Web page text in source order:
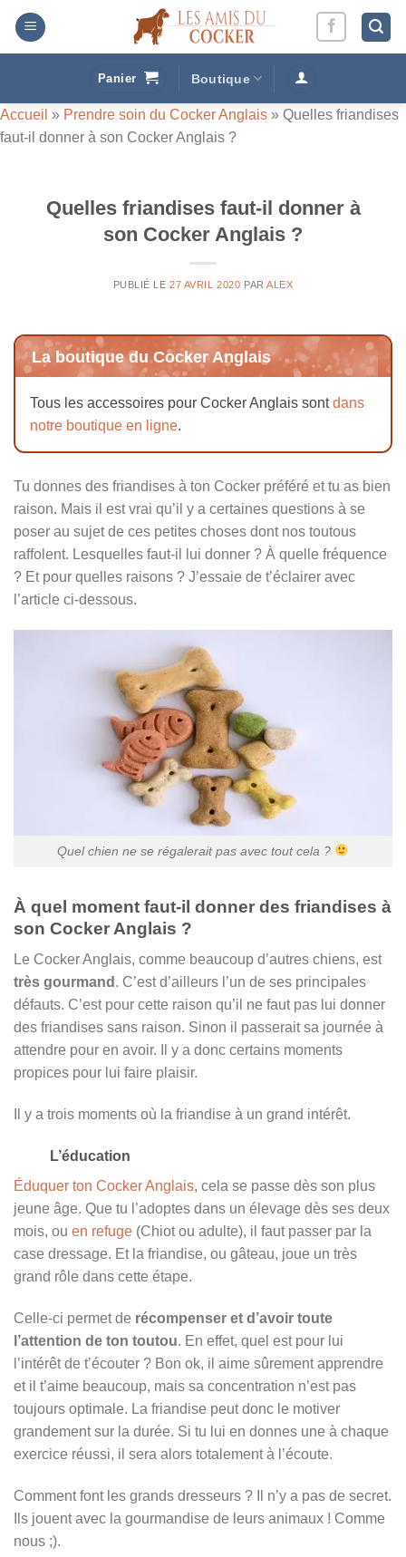
Passer
contenu
Panier Boutique
Accueil » Prendre soin du Cocker Anglais » Quelles friandises
faut-il donner à son Cocker Anglais ?
Quelles friandises faut-il donner à
son Cocker Anglais ?
PUBLIÉ LE27 AVRIL 2020 PARALEX
La boutique du Cocker Anglais
Tous les accessoires pour Cocker Anglais sontdans
notre boutique en ligne.
Tu donnes des friandises à ton Cocker préféré et tu as bien
raison. Mais il est vrai qu’il y a certaines questions à se
poser au sujet de ces petites choses dont nos toutous
raffolent. Lesquelles faut-il lui donner ? À quelle fréquence
? Et pour quelles raisons ? J’essaie de t’éclairer avec
l’article ci-dessous.
Quel chien ne se régalerait pas avec tout cela ?
À quel moment faut-il donner des friandises à
son Cocker Anglais ?
Le Cocker Anglais, comme beaucoup d’autres chiens, est
très gourmand . C’est d’ailleurs l’un de ses principales
défauts. C’est pour cette raison qu’il ne faut pas lui donner
des friandises sans raison. Sinon il passerait sa journée à
attendre pour en avoir. Il y a donc certains moments
propices pour lui faire plaisir.
Il y a trois moments où la friandise à un grand intérêt.
L’éducation
Éduquer ton Cocker Anglais, cela se passe dès son plus
jeune âge. Que tu l’adoptes dans un élevage dès ses deux
mois, ou en refuge (Chiot ou adulte), il faut passer par la
case dressage. Et la friandise, ou gâteau, joue un très
grand rôle dans cette étape.
Celle-ci permet de récompenser et d’avoir toute
l’attention de ton toutou. En effet, quel est pour lui
l’intérêt de t’écouter ? Bon ok, il aime sûrement apprendre
et il t’aime beaucoup, mais sa concentration n’est pas
toujours optimale. La friandise peut donc le motiver
grandement sur la durée. Si tu lui en donnes une à chaque
exercice réussi, il sera alors totalement à l’écoute.
Comment font les grands dresseurs ? Il n’y a pas de secret.
Ils jouent avec la gourmandise de leurs animaux ! Comme
nous ;).